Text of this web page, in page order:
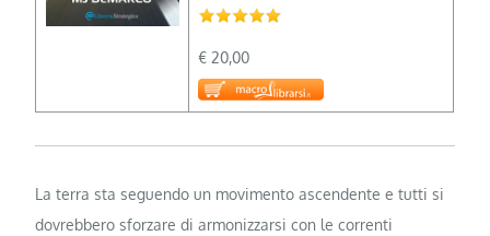
€ 20,00
La terra sta seguendo un movimento ascendente e tutti si
dovrebbero sforzare di armonizzarsi con le correnti